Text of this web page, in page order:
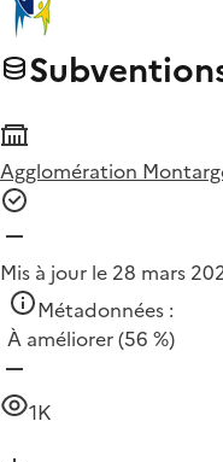
Agglomération
Mis à jour le 28 mars
Métadonnées :
À améliorer(56 %)
1K